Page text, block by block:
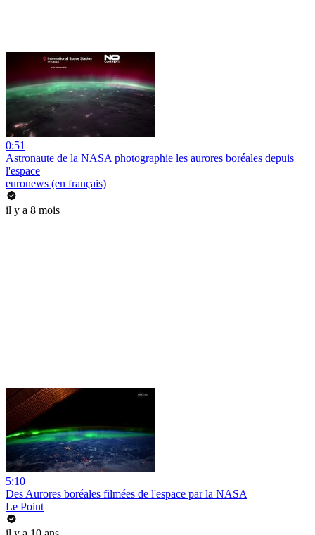
0:51
Astronaute de la NASA photographie les aurores boréales depuis
l'espace
euronews (en français)
il y a 8 mois
5:10
Des Aurores boréales filmées de l'espace par la NASA
Le Point